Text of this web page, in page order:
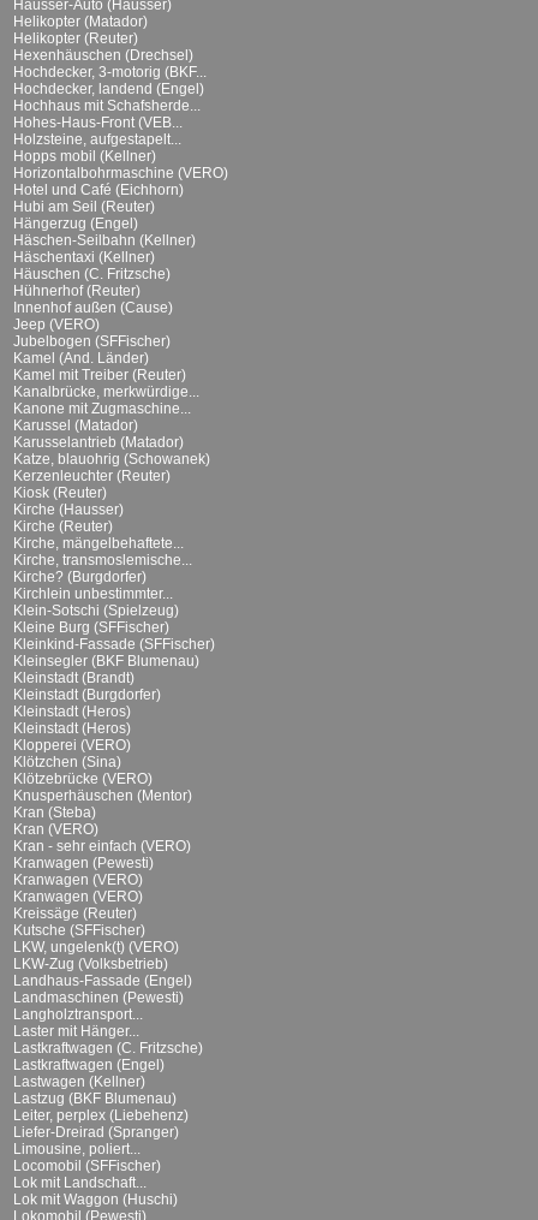
Hausser-Auto (Hausser)
Helikopter (Matador)
Helikopter (Reuter)
Hexenhäuschen (Drechsel)
Hochdecker, 3-motorig (BKF...
Hochdecker, landend (Engel)
Hochhaus mit Schafsherde...
Hohes-Haus-Front (VEB...
Holzsteine, aufgestapelt...
Hopps mobil (Kellner)
Horizontalbohrmaschine (VERO)
Hotel und Café (Eichhorn)
Hubi am Seil (Reuter)
Hängerzug (Engel)
Häschen-Seilbahn (Kellner)
Häschentaxi (Kellner)
Häuschen (C. Fritzsche)
Hühnerhof (Reuter)
Innenhof außen (Cause)
Jeep (VERO)
Jubelbogen (SFFischer)
Kamel (And. Länder)
Kamel mit Treiber (Reuter)
Kanalbrücke, merkwürdige...
Kanone mit Zugmaschine...
Karussel (Matador)
Karusselantrieb (Matador)
Katze, blauohrig (Schowanek)
Kerzenleuchter (Reuter)
Kiosk (Reuter)
Kirche (Hausser)
Kirche (Reuter)
Kirche, mängelbehaftete...
Kirche, transmoslemische...
Kirche? (Burgdorfer)
Kirchlein unbestimmter...
Klein-Sotschi (Spielzeug)
Kleine Burg (SFFischer)
Kleinkind-Fassade (SFFischer)
Kleinsegler (BKF Blumenau)
Kleinstadt (Brandt)
Kleinstadt (Burgdorfer)
Kleinstadt (Heros)
Kleinstadt (Heros)
Klopperei (VERO)
Klötzchen (Sina)
Klötzebrücke (VERO)
Knusperhäuschen (Mentor)
Kran (Steba)
Kran (VERO)
Kran - sehr einfach (VERO)
Kranwagen (Pewesti)
Kranwagen (VERO)
Kranwagen (VERO)
Kreissäge (Reuter)
Kutsche (SFFischer)
LKW, ungelenk(t) (VERO)
LKW-Zug (Volksbetrieb)
Landhaus-Fassade (Engel)
Landmaschinen (Pewesti)
Langholztransport...
Laster mit Hänger...
Lastkraftwagen (C. Fritzsche)
Lastkraftwagen (Engel)
Lastwagen (Kellner)
Lastzug (BKF Blumenau)
Leiter, perplex (Liebehenz)
Liefer-Dreirad (Spranger)
Limousine, poliert...
Locomobil (SFFischer)
Lok mit Landschaft...
Lok mit Waggon (Huschi)
Lokomobil (Pewesti)